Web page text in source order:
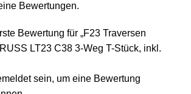
Bewertungen.
Bewertung für „F23 Traversen
LT23 C38 3-Weg T-Stück, inkl.
sein, um eine Bewertung